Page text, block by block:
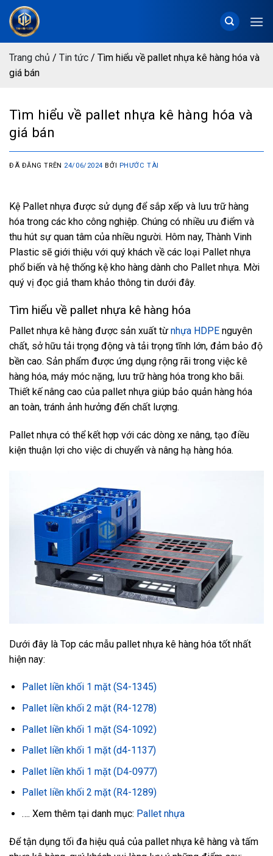
Chuyển
đến
dungTrang chủ / Tin tức / Tìm hiểu về pallet nhựa kê hàng hóa và
giá bán
Tìm hiểu về pallet nhựa kê hàng hóa và
giá bán
ĐÃ ĐĂNG TRÊN 24/06/2024 BỞI PHƯỚC TÀI
Kệ Pallet nhựa được sử dụng để sắp xếp và lưu trữ hàng
hóa trong các kho công nghiệp. Chúng có nhiều ưu điểm và
thu hút sự quan tâm của nhiều người. Hôm nay, Thành Vinh
Plastic sẽ giới thiệu với quý khách về các loại Pallet nhựa
phổ biến và hệ thống kệ kho hàng dành cho Pallet nhựa. Mời
quý vị đọc giả tham khảo thông tin dưới đây.
Tìm hiểu về pallet nhựa kê hàng hóa
Pallet nhựa kê hàng được sản xuất từ nhựa HDPE nguyên
chất, sở hữu tải trọng động và tải trọng tĩnh lớn, đảm bảo độ
bền cao. Sản phẩm được ứng dụng rộng rãi trong việc kê
hàng hóa, máy móc nặng, lưu trữ hàng hóa trong kho bãi.
Thiết kế nâng cao của pallet nhựa giúp bảo quản hàng hóa
an toàn, tránh ảnh hưởng đến chất lượng.
Pallet nhựa có thể kết hợp với các dòng xe nâng, tạo điều
kiện thuận lợi cho việc di chuyển và nâng hạ hàng hóa.
Dưới đây là Top các mẫu pallet nhựa kê hàng hóa tốt nhất
hiện nay:
Pallet liền khối 1 mặt (S4-1345)
Pallet liền khối 2 mặt (R4-1278)
Pallet liền khối 1 mặt (S4-1092)
Pallet liền khối 1 mặt (d4-1137)
Pallet liền khối 1 mặt (D4-0977)
Pallet liền khối 2 mặt (R4-1289)
…. Xem thêm tại danh mục: Pallet nhựa
Để tận dụng tối đa hiệu quả của pallet nhựa kê hàng và tấm